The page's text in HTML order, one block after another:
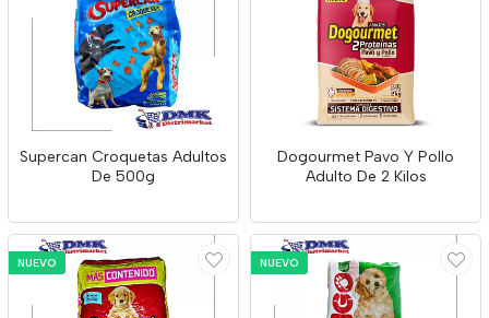
Supercan Croquetas Adultos
De 500g
Dogourmet Pavo Y Pollo
Adulto De 2 Kilos
NUEVO NUEVO